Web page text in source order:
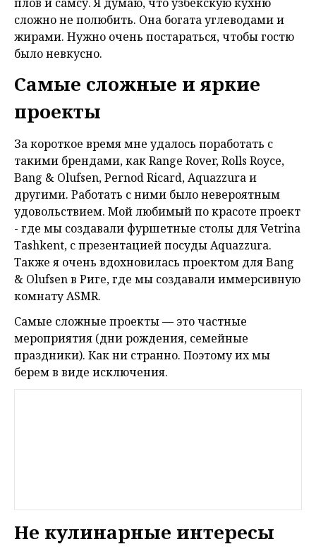
сложно не полюбить. Она богата углеводами и
жирами. Нужно очень постараться, чтобы гостю
было невкусно.
Самые сложные и яркие
проекты
За короткое время мне удалось поработать с
такими брендами, как Range Rover, Rolls Royce,
Bang & Olufsen, Pernod Ricard, Aquazzura и
другими. Работать с ними было невероятным
удовольствием. Мой любимый по красоте проект
- где мы создавали фуршетные столы для Vetrina
Tashkent, с презентацией посуды Aquazzura.
Также я очень вдохновилась проектом для Bang
& Olufsen в Риге, где мы создавали иммерсивную
комнату ASMR.
Самые сложные проекты — это частные
мероприятия (дни рождения, семейные
праздники). Как ни странно. Поэтому их мы
берем в виде исключения.
Не кулинарные интересы